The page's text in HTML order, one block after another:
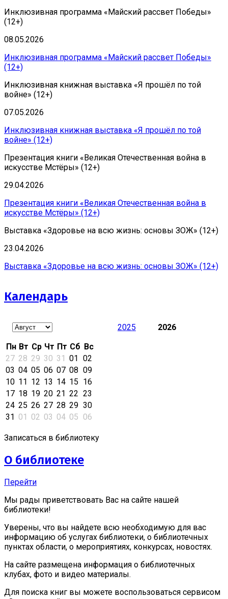
Инклюзивная программа «Майский рассвет Победы»
(12+)
08.05.2026
Инклюзивная программа «Майский рассвет Победы»
(12+)
Инклюзивная книжная выставка «Я прошёл по той
войне» (12+)
07.05.2026
Инклюзивная книжная выставка «Я прошёл по той
войне» (12+)
Презентация книги «Великая Отечественная война в
искусстве Мстёры» (12+)
29.04.2026
Презентация книги «Великая Отечественная война в
искусстве Мстёры» (12+)
Выставка «Здоровье на всю жизнь: основы ЗОЖ» (12+)
23.04.2026
Выставка «Здоровье на всю жизнь: основы ЗОЖ» (12+)
Календарь
2025 2026
Пн Вт Ср Чт Пт Сб Вс
27 28 29 30 31 01 02
03 04 05 06 07 08 09
10 11 12 13 14 15 16
17 18 19 20 21 22 23
24 25 26 27 28 29 30
31 01 02 03 04 05 06
Записаться в библиотеку
О библиотеке
Перейти
Мы рады приветствовать Вас на сайте нашей
библиотеки!
Уверены, что вы найдете всю необходимую для вас
информацию об услугах библиотеки, о библиотечных
пунктах области, о мероприятиях, конкурсах, новостях.
На сайте размещена информация о библиотечных
клубах, фото и видео материалы.
Для поиска книг вы можете воспользоваться сервисом